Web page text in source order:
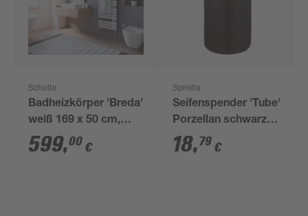
Schulte
Badheizkörper 'Breda'
weiß 169 x 50 cm,
Anschluss rechts
599,00 €
Spirella
Seifenspender 'Tube'
Porzellan schwarz
300 ml
18,79 €